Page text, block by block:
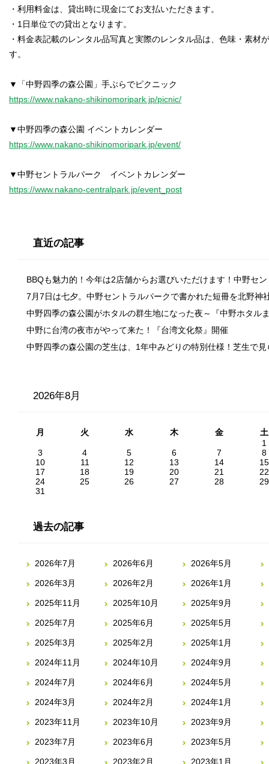
・利用料金は、貸出時に現金にてお支払いただきます。
・1日単位での貸出となります。
・料金表記載のレンタル品写真と実際のレンタル品は、色味・素材
す。
https://www.nakano-shikinomoripark.jp/picnic/
https://www.nakano-shikinomoripark.jp/event/
https://www.nakano-centralpark.jp/event_post
直近の記事
BBQも魅力的！今年は2店舗からお選びいただけます！中野セ
7月7日は七夕。中野セントラルパークで書かれた短冊を北野神
中野四季の森公園がホタルの群生地になった夜～『中野ホタル
中野に台湾の夜市がやって来た！『台湾文化祭』開催
中野四季の森公園の芝生は、1年中みどりの特別仕様！芝生で
2026年8月
月 火 水 木 金
土
1
3
4 5 6 7
8
10
11 12 13 14
15
17
18 19 20 21
22
24
25 26 27 28
29
31
過去の記事
2026年7月 2026年6月 2026年5月
2026年3月 2026年2月 2026年1月
2025年11月 2025年10月 2025年9月
2025年7月 2025年6月 2025年5月
2025年3月 2025年2月 2025年1月
2024年11月 2024年10月 2024年9月
2024年7月 2024年6月 2024年5月
2024年3月 2024年2月 2024年1月
2023年11月 2023年10月 2023年9月
2023年7月 2023年6月 2023年5月
2023年3月 2023年2月 2023年1月